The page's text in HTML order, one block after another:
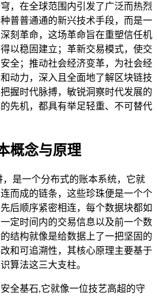
，在全球范围内引发了广泛而热烈
普普通通的新兴技术手段，而是一
刻革命，这场革命旨在重塑信任机
以稳固建立；革新交易模式，使交
全；推动社会经济变革，为社会经
动力，深入且全面地了解区块链技
握时代脉搏，敏锐洞察时代发展的
先机，都具有举足轻重、不可替代
概念与原理
，是一个分布式的账本系统，它就
而成的链条，这些珍珠便是一个个
后顺序紧密相连，每个数据块都如
定时间内的交易信息以及前一个数
结构就像是给数据上了一把坚固的
和可追溯性，其核心原理主要基于
算法这三大支柱。
全基石,它就像一位技艺高超的守